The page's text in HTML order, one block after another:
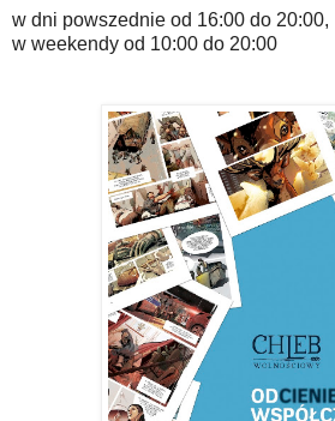
w dni powszednie od 16:00 do 20:00,
w weekendy od 10:00 do 20:00